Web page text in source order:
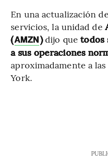
En una actualización
servicios, la unidad de
(AMZN)dijo que todos
a sus operaciones
aproximadamente a
York.